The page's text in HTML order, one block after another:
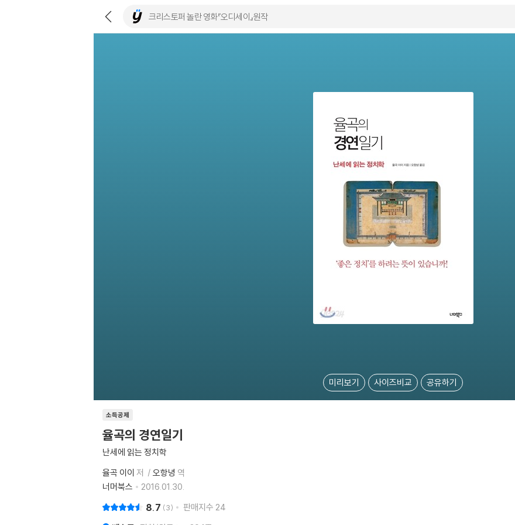
미리보기 사이즈비교 공유하기
소득공제
율곡의 경연일기
난세에 읽는 정치학
율곡 이이 저 오항녕 역
너머북스
2016.01.30.
8.7 3 판매지수 24